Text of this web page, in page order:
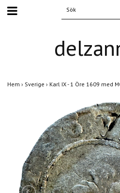
Hem › Sverige › Karl IX - 1 Öre 1609 med